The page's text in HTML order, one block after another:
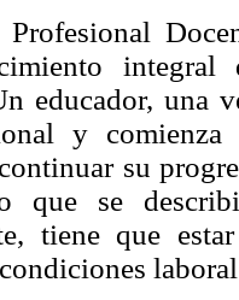
educador, una
y
su
que se
tiene que